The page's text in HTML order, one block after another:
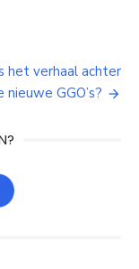
het verhaal achter
nieuwe GGO’s?